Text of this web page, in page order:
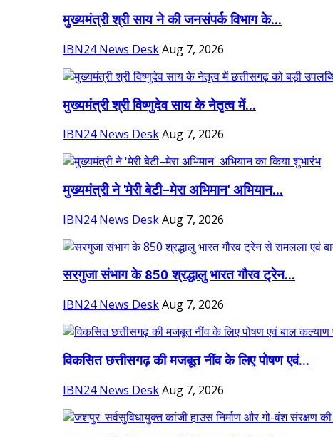
मुख्यमंत्री श्री साय ने की जनसंपर्क विभाग के...
IBN24 News DeskAug 7, 2026
मुख्यमंत्री श्री विष्णुदेव साय के नेतृत्व में...
IBN24 News DeskAug 7, 2026
मुख्यमंत्री ने 'मेरी बेटी–मेरा अभिमान' अभियान...
IBN24 News DeskAug 7, 2026
सरगुजा संभाग के 850 श्रद्धालु भारत गौरव ट्रेन...
IBN24 News DeskAug 7, 2026
विकसित छत्तीसगढ़ की मजबूत नींव के लिए पोषण एवं...
IBN24 News DeskAug 7, 2026